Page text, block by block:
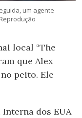
um agente
local “The
que Alex
peito. Ele
dos EUA